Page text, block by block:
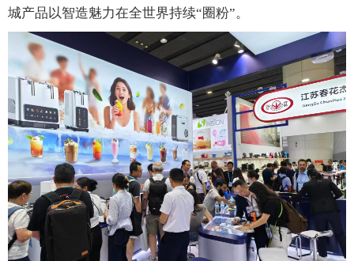
城产品以智造魅力在全世界持续“圈粉”。